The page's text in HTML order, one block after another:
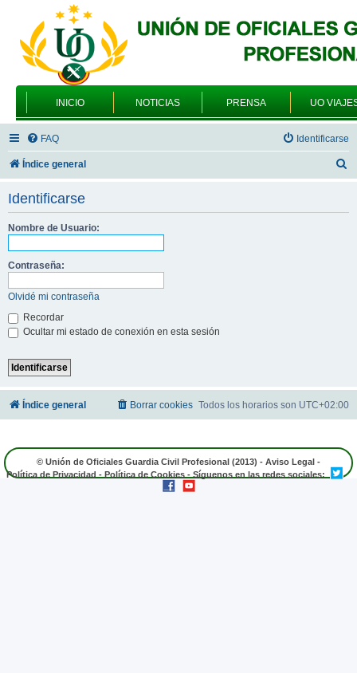
INICIO NOTICIAS PRENSA UO
FAQ Identificarse
Índice general
Identificarse
Nombre de Usuario:
Contraseña:
Olvidé mi contraseña
Recordar
Ocultar mi estado de conexión en esta sesión
Índice general Todos los horarios son UTC+02:00
Borrar cookies
© Unión de Oficiales Guardia Civil Profesional (2013) - Aviso Legal -
Política de Privacidad - Política de Cookies - Síguenos en las redes sociales: